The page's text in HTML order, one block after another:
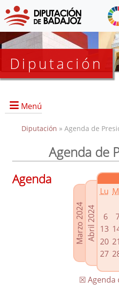
Diputación
Menú
Presidencia
Grupos Políticos
Enlaces
Agenda de Presidencia
Plenos provinciales y Juntas de
Oficina de Proyectos Europeos
Diputación » Agenda de
Agenda de
Marzo 2024Abril 2024
Lu
6
13
20 21
27
☒ Agenda
Agenda